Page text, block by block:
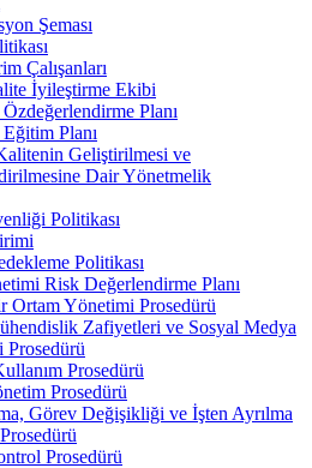
Şeması
Çalışanları
İyileştirme Ekibi
Özdeğerlendirme Planı
Eğitim Planı
Geliştirilmesi ve
Dair Yönetmelik
Politikası
Politikası
Risk Değerlendirme Planı
Ortam Yönetimi Prosedürü
Zafiyetleri ve Sosyal Medya
Prosedürü
Prosedürü
Görev Değişikliği ve İşten Ayrılma
Prosedürü